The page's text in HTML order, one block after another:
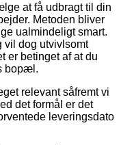
at få udbragt til din
Metoden bliver
ualmindeligt smart.
vil dog utvivlsomt
er betinget af at du
bopæl.
relevant såfremt vi
det formål er det
leveringsdato